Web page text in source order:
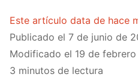
Este artículo data de hace
Publicado el 7 de junio de
Modificado el 19 de
3 minutos de lectura